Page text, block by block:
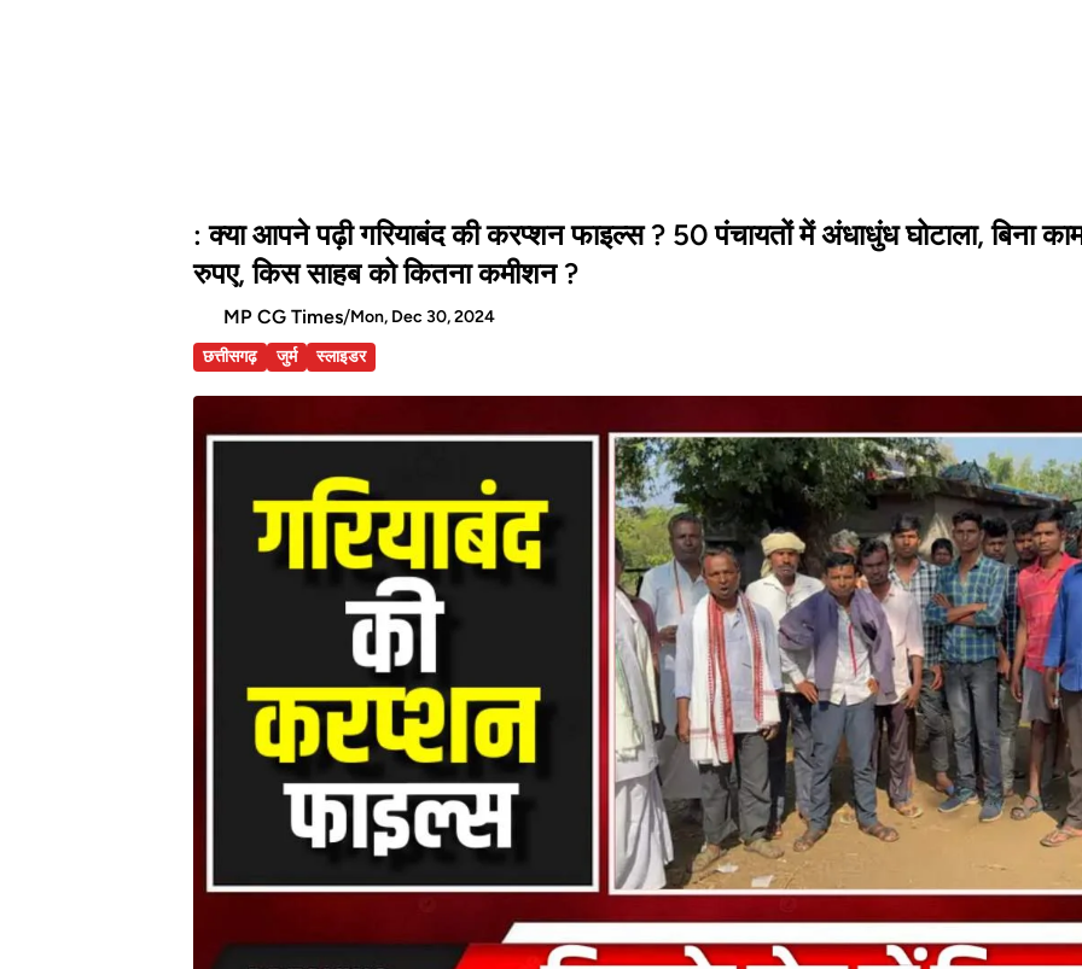
: क्या आपने पढ़ी गरियाबंद की करप्शन फाइल्स ? 50 पंचायतों में अंधाधुंध घोटाला, बिना
रुपए, किस साहब को कितना कमीशन ?
MP CG Times/Mon, Dec 30, 2024
छत्तीसगढ़
जुर्म स्लाइडर